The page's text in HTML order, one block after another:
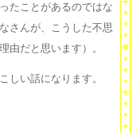
たことがあるのではな
さんが、こうした不思
由だと思います）。
しい話になります。